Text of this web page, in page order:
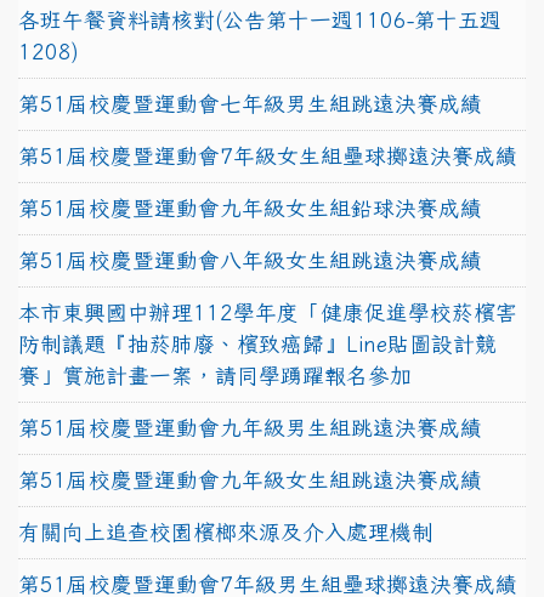
各班午餐資料請核對(公告第十一週1106-第十五週
1208)
第51屆校慶暨運動會七年級男生組跳遠決賽成績
第51屆校慶暨運動會7年級女生組壘球擲遠決賽成績
第51屆校慶暨運動會九年級女生組鉛球決賽成績
第51屆校慶暨運動會八年級女生組跳遠決賽成績
本市東興國中辦理112學年度「健康促進學校菸檳害
防制議題『抽菸肺廢、檳致癌歸』Line貼圖設計競
賽」實施計畫一案，請同學踴躍報名參加
第51屆校慶暨運動會九年級男生組跳遠決賽成績
第51屆校慶暨運動會九年級女生組跳遠決賽成績
有關向上追查校園檳榔來源及介入處理機制
第51屆校慶暨運動會7年級男生組壘球擲遠決賽成績